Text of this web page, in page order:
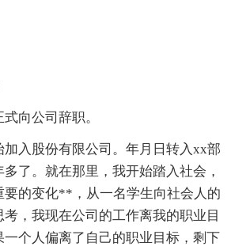
向公司辞职。
加入股份有限公司。年月日转入xx部
了。就在那里，我开始踏入社会，
要的变化**，从一名学生向社会人的
，我现在公司的工作离我的职业目
个人偏离了自己的职业目标，剩下